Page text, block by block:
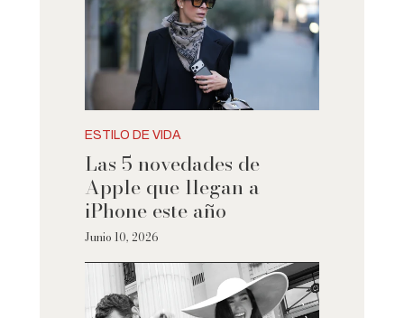
ESTILO DE VIDA
Las 5 novedades de
Apple que llegan a
iPhone este año
Junio 10, 2026